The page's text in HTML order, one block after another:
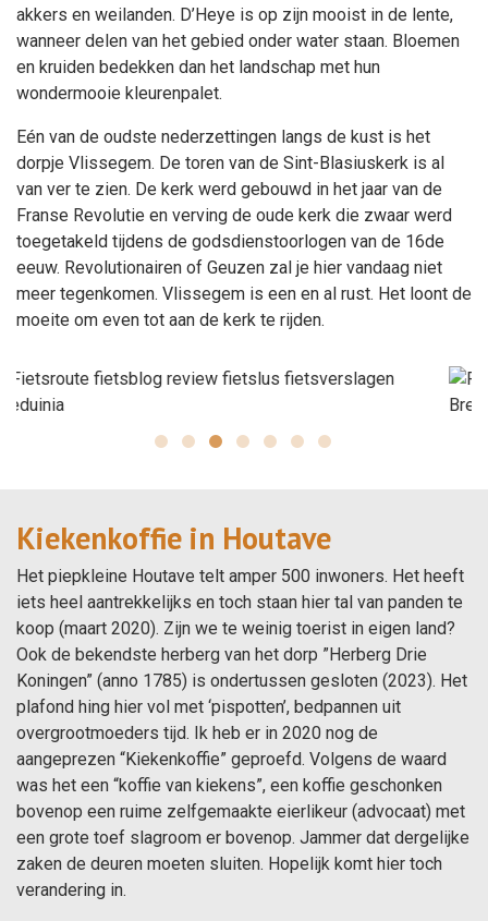
akkers en weilanden. D’Heye is op zijn mooist in de lente,
wanneer delen van het gebied onder water staan. Bloemen
en kruiden bedekken dan het landschap met hun
wondermooie kleurenpalet.
Eén van de oudste nederzettingen langs de kust is het
dorpje Vlissegem. De toren van de Sint-Blasiuskerk is al
van ver te zien. De kerk werd gebouwd in het jaar van de
Franse Revolutie en verving de oude kerk die zwaar werd
toegetakeld tijdens de godsdienstoorlogen van de 16de
eeuw. Revolutionairen of Geuzen zal je hier vandaag niet
meer tegenkomen. Vlissegem is een en al rust. Het loont de
moeite om even tot aan de kerk te rijden.
Kiekenkoffie in Houtave
Het piepkleine Houtave telt amper 500 inwoners. Het heeft
iets heel aantrekkelijks en toch staan hier tal van panden te
koop (maart 2020). Zijn we te weinig toerist in eigen land?
Ook de bekendste herberg van het dorp ”Herberg Drie
Koningen” (anno 1785) is ondertussen gesloten (2023). Het
plafond hing hier vol met ‘pispotten’, bedpannen uit
overgrootmoeders tijd. Ik heb er in 2020 nog de
aangeprezen “Kiekenkoffie” geproefd. Volgens de waard
was het een “koffie van kiekens”, een koffie geschonken
bovenop een ruime zelfgemaakte eierlikeur (advocaat) met
een grote toef slagroom er bovenop. Jammer dat dergelijke
zaken de deuren moeten sluiten. Hopelijk komt hier toch
verandering in.